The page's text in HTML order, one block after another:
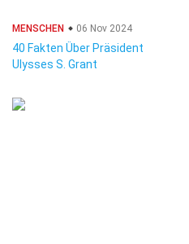
MENSCHEN 06 Nov 2024
40 Fakten Über Präsident
Ulysses S. Grant